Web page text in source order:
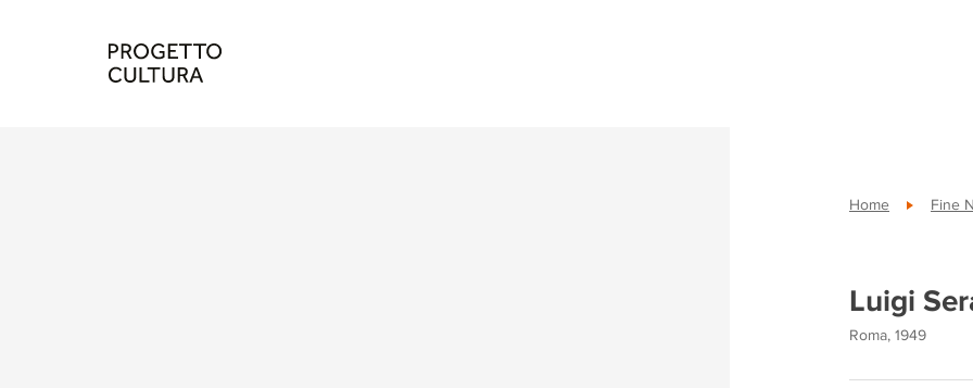
Home Fine
Luigi
Roma, 1949